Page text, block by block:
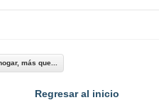
más que...
Regresar al inicio